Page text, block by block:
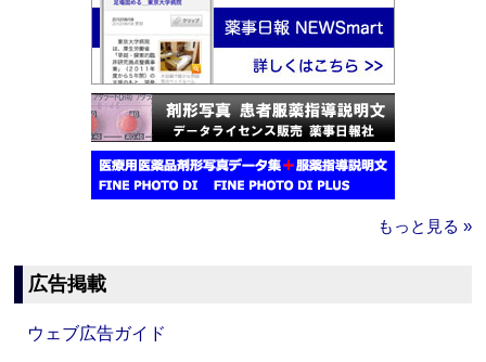
もっと見る »
広告掲載
ウェブ広告ガイド